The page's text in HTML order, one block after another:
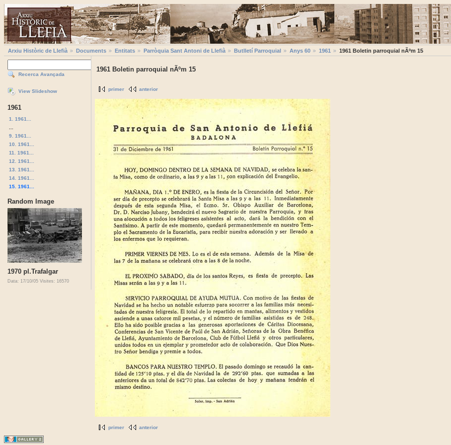
Arxiu Històric de Llefià Documents Entitats Parròquia Sant Antoni de Llefià Butlletí Parroquial Anys 60 1961 1961 Boletin parroquial nÃºm 15
Recerca Avançada
View Slideshow
1961
1. 1961...
9. 1961...
10. 1961...
11. 1961...
12. 1961...
13. 1961...
14. 1961...
15. 1961...
Random Image
1970 pl.Trafalgar
Data: 17/10/05 Visites: 16570
1961 Boletin parroquial nÃºm 15
primer anterior
primer anterior